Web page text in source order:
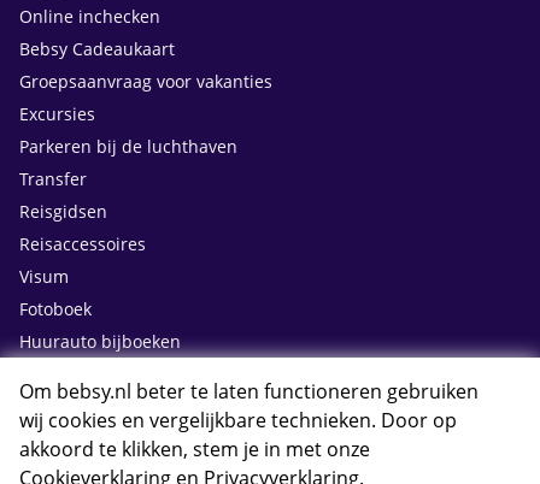
Online inchecken
Bebsy Cadeaukaart
Groepsaanvraag voor vakanties
Excursies
Parkeren bij de luchthaven
Transfer
Reisgidsen
Reisaccessoires
Visum
Fotoboek
Huurauto bijboeken
Contact
Om bebsy.nl beter te laten functioneren gebruiken
wij cookies en vergelijkbare technieken. Door op
akkoord te klikken, stem je in met onze
Cookieverklaring en Privacyverklaring.